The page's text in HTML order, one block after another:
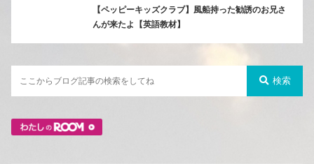
【ペッピーキッズクラブ】風船持った勧誘のお兄さ
んが来たよ【英語教材】
検索